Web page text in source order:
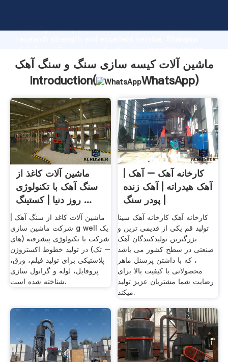
Grasping strong production capability, advanced
the value and bring values to all of customers.
ماشین آلات کیسه سازی سنگ و سنگ آهک
Introduction(
WhatsApp)
ماشین آلات کاغذ از
سنگ آهک با تکنولوژی
روز دنیا | کستینگ ...
ماشین آلات کاغذ از سنگ آهک |
شرکت ماشین سازی g well یک
شرکت با تکنولوژی پیشرفته (های
– تک) در تولید خطوط اکستروژن
پلاستیکی برای تولید فیلم، ورق،
پروفایل، لوله و گرانول سازی
شناخته شده است.
کارخانه آهک – آهک |
آهک هیدراته | آهک زنده
| پودر سنگ
کارخانه آهک کارخانه آهک سینا
تولید قم یکی از قدیمی ترین و
بزرگترین تولیدکنندگان آهک
صنعتی در سطح کشور می باشد
، که با داشتن پرسنل ماهر
محصولاتی با کیفیت بالا برای
رضایت شما مشتریان عزیز تولید
میکند.